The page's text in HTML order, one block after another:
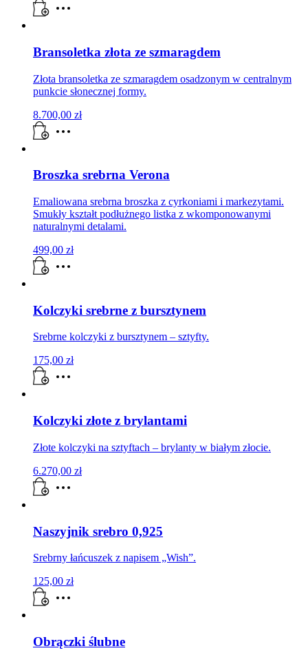
Bransoletka złota ze szmaragdem
Złota bransoletka ze szmaragdem osadzonym w centralnym
punkcie słonecznej formy.
8.700,00 zł
Broszka srebrna Verona
Emaliowana srebrna broszka z cyrkoniami i markezytami.
Smukły kształt podłużnego listka z wkomponowanymi
naturalnymi detalami.
499,00 zł
Kolczyki srebrne z bursztynem
Srebrne kolczyki z bursztynem – sztyfty.
175,00 zł
Kolczyki złote z brylantami
Złote kolczyki na sztyftach – brylanty w białym złocie.
6.270,00 zł
Naszyjnik srebro 0,925
Srebrny łańcuszek z napisem „Wish”.
125,00 zł
Obrączki ślubne